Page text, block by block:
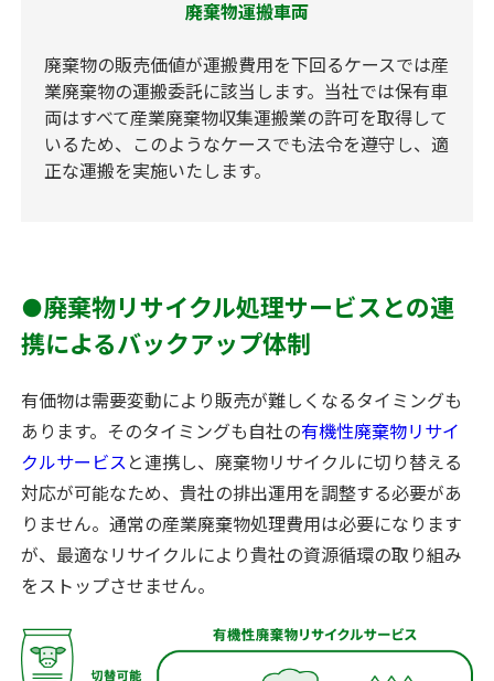
廃棄物運搬車両
廃棄物の販売価値が運搬費用を下回るケースでは産
業廃棄物の運搬委託に該当します。当社では保有車
両はすべて産業廃棄物収集運搬業の許可を取得して
いるため、このようなケースでも法令を遵守し、適
正な運搬を実施いたします。
●廃棄物リサイクル処理サービスとの連
携によるバックアップ体制
有価物は需要変動により販売が難しくなるタイミングも
あります。そのタイミングも自社の有機性廃棄物リサイ
クルサービス と連携し、廃棄物リサイクルに切り替える
対応が可能なため、貴社の排出運用を調整する必要があ
りません。通常の産業廃棄物処理費用は必要になります
が、最適なリサイクルにより貴社の資源循環の取り組み
をストップさせません。